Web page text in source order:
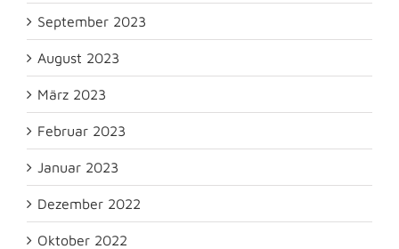
September 2023
August 2023
März 2023
Februar 2023
Januar 2023
Dezember 2022
Oktober 2022